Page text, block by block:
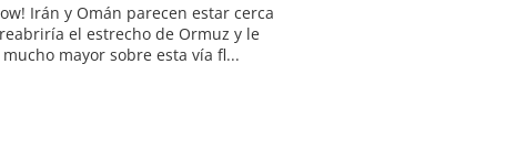
Irán y Omán parecen estar cerca
el estrecho de Ormuz y le
mayor sobre esta vía fl...